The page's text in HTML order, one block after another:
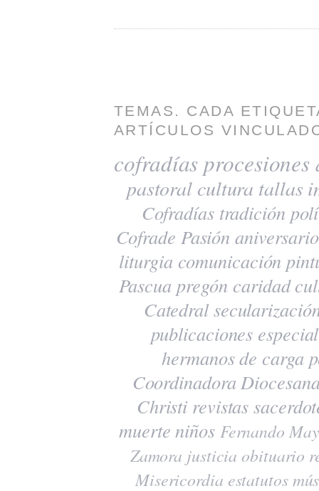
TEMAS. CADA
ARTÍCULOS
cofradías procesiones
pastoral cultura tallas
Cofradías tradición
Cofrade Pasión
liturgia comunicación
Pascua pregón caridad
Catedral
publicaciones
hermanos de carga
Coordinadora
Christi revistas
muerte niños Fernando
Zamora justicia obituario
Misericordia estatutos